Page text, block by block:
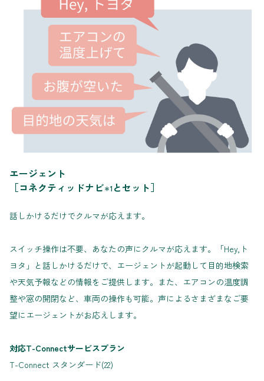
エージェント
［コネクティッドナビ＊1 とセット］
話しかけるだけでクルマが応えます。
スイッチ操作は不要、あなたの声にクルマが応えます。「Hey,ト
ヨタ」と話しかけるだけで、エージェントが起動して目的地検索
や天気予報などの情報をご提供します。また、エアコンの温度調
整や窓の開閉など、車両の操作も可能。声によるさまざまなご要
望にエージェントがお応えします。
対応T-Connectサービスプラン
T-Connect スタンダード(22)